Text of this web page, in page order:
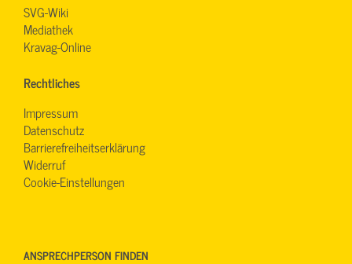
SVG-Wiki
Mediathek
Kravag-Online
Rechtliches
Impressum
Datenschutz
Barrierefreiheitserklärung
Widerruf
Cookie-Einstellungen
ANSPRECHPERSON FINDEN